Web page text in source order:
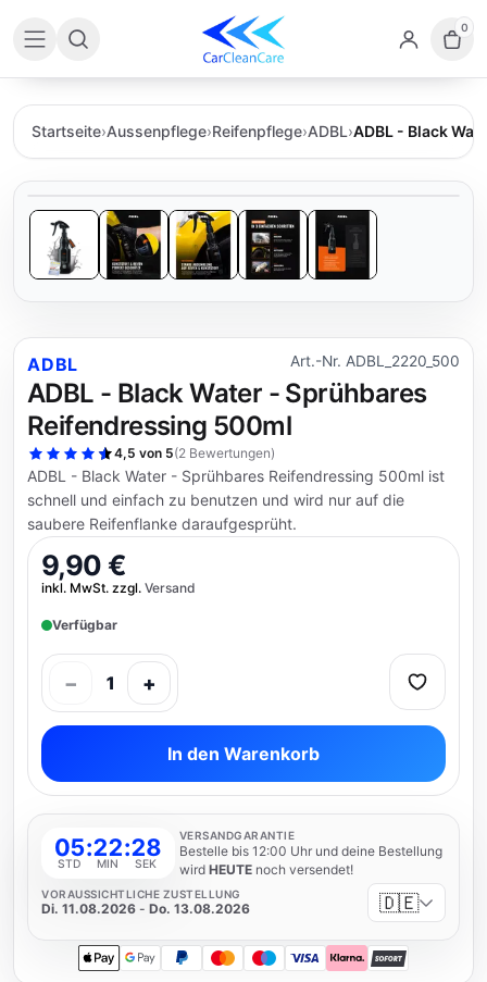
0
Startseite›Aussenpflege›Reifenpflege›ADBL›ADBL - Black
ADBL Art.-Nr. ADBL_2220_500
ADBL - Black Water - Sprühbares
Reifendressing 500ml
4,5 von 5(2 Bewertungen)
ADBL - Black Water - Sprühbares Reifendressing 500ml ist
schnell und einfach zu benutzen und wird nur auf die
saubere Reifenflanke daraufgesprüht.
9,90 €
inkl. MwSt. zzgl. Versand
Verfügbar
− 1 +
In den Warenkorb
05
STD
:22
MIN
:27
SEK
VERSANDGARANTIE
Bestelle bis 12:00 Uhr und deine Bestellung
wird HEUTEnoch versendet!
VORAUSSICHTLICHE ZUSTELLUNG
Di. 11.08.2026 - Do. 13.08.2026 🇩🇪
Apple PayGoogle Pay
PayPalMastercardMaestro
Visa KlarnaSOFORT